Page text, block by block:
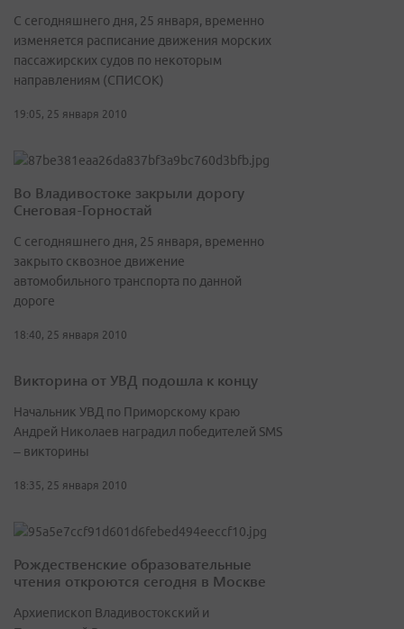
С сегодняшнего дня, 25 января, временно
изменяется расписание движения морских
пассажирских судов по некоторым
направлениям (СПИСОК)
19:05, 25 января 2010
Во Владивостоке закрыли дорогу
Снеговая-Горностай
С сегодняшнего дня, 25 января, временно
закрыто сквозное движение
автомобильного транспорта по данной
дороге
18:40, 25 января 2010
Викторина от УВД подошла к концу
Начальник УВД по Приморскому краю
Андрей Николаев наградил победителей SMS
– викторины
18:35, 25 января 2010
Рождественские образовательные
чтения откроются сегодня в Москве
Архиепископ Владивостокский и